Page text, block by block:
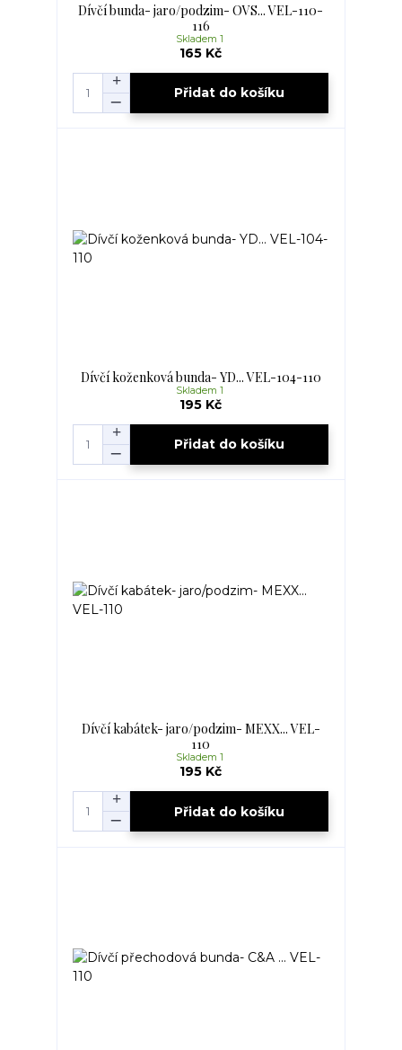
Dívčí bunda- jaro/podzim- OVS... VEL-110-
116
165 Kč
Skladem 1
Přidat do košíku
Dívčí koženková bunda- YD... VEL-104-110
195 Kč
Skladem 1
Přidat do košíku
Dívčí kabátek- jaro/podzim- MEXX... VEL-
110
195 Kč
Skladem 1
Přidat do košíku